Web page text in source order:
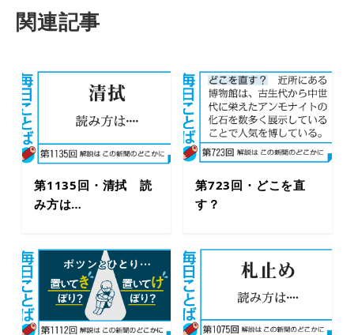
関連記事
第1135回・清拭 読
み方は…
第723回・どこを直
す？